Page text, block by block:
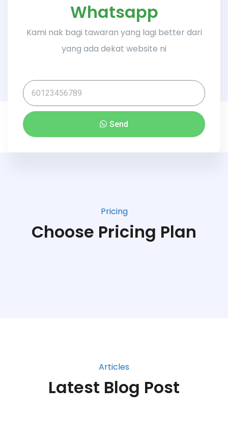
Whatsapp
Kami nak bagi tawaran yang lagi better dari
yang ada dekat website ni
Send
Pricing
Choose Pricing Plan
Articles
Latest Blog Post